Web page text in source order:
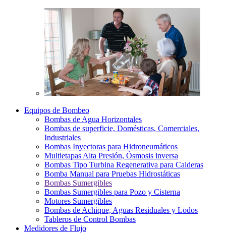
Equipos de Bombeo
Bombas de Agua Horizontales
Bombas de superficie, Domésticas, Comerciales,
Industriales
Bombas Inyectoras para Hidroneumáticos
Multietapas Alta Presión, Ósmosis inversa
Bombas Tipo Turbina Regenerativa para Calderas
Bomba Manual para Pruebas Hidrostáticas
Bombas Sumergibles
Bombas Sumergibles para Pozo y Cisterna
Motores Sumergibles
Bombas de Achique, Aguas Residuales y Lodos
Tableros de Control Bombas
Medidores de Flujo